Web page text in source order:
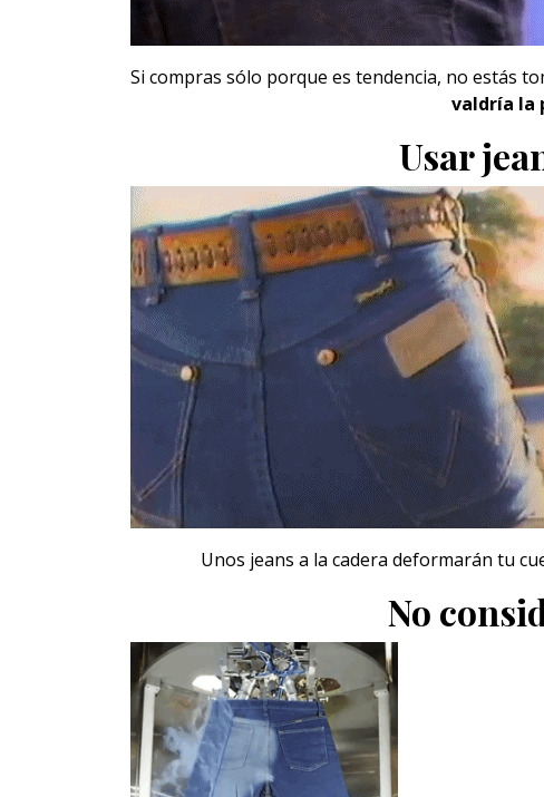
Si compras sólo porque es tendencia, no estás
valdría la
Usar
Unos jeans a la cadera deformarán tu
No